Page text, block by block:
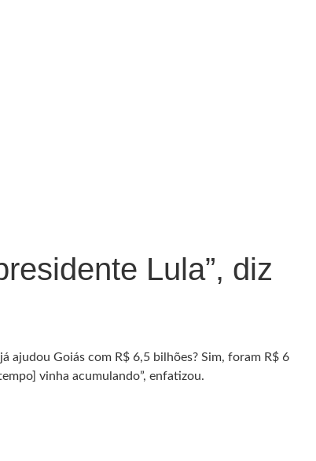
Lula”, diz
ajudou Goiás com R$ 6,5 bilhões? Sim, foram R$ 6
vinha acumulando”, enfatizou.